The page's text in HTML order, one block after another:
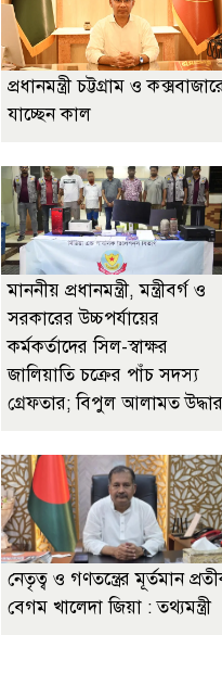
প্রধানমন্ত্রী চট্টগ্রাম ও
যাচ্ছেন কাল
মাননীয় প্রধানমন্ত্রী, মন্ত্রীবর্গ ও
সরকারের উচ্চপর্যায়ের
কর্মকর্তাদের সিল-স্বাক্ষর
জালিয়াতি চক্রের পাঁচ সদস্য
গ্রেফতার; বিপুল আলামত উদ্ধার
নেতৃত্ব ও গণতন্ত্রের মূর্তমান
বেগম খালেদা জিয়া : তথ্যমন্ত্রী